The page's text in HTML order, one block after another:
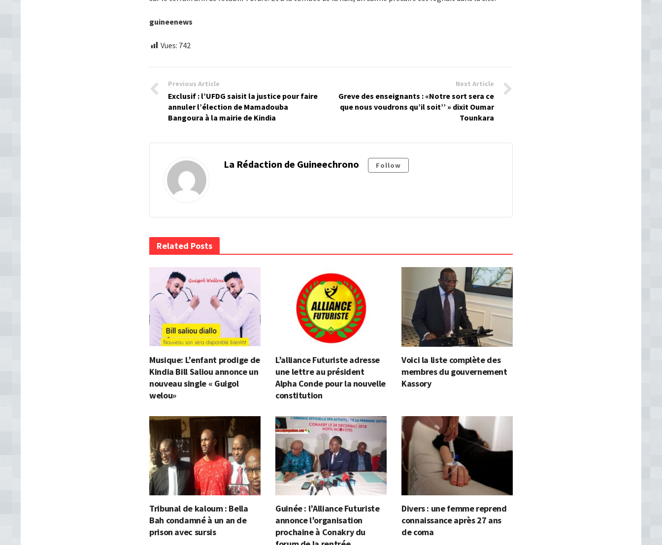
guineenews
Vues: 742
Previous Article
Exclusif : l’UFDG saisit la justice pour faire
annuler l’élection de Mamadouba
Bangoura à la mairie de Kindia
Next Article
Greve des enseignants : «Notre sort sera ce
que nous voudrons qu’il soit’’ » dixit Oumar
Tounkara
La Rédaction de Guineechrono Follow
Related Posts
Musique: L’enfant prodige de
Kindia Bill Saliou annonce un
nouveau single « Guigol
welou»
L’alliance Futuriste adresse
une lettre au président
Alpha Conde pour la nouvelle
constitution
Voici la liste complète des
membres du gouvernement
Kassory
Tribunal de kaloum : Bella
Bah condamné à un an de
prison avec sursis
Guinée : l’Alliance Futuriste
annonce l’organisation
prochaine à Conakry du
Divers : une femme reprend
connaissance après 27 ans
de coma